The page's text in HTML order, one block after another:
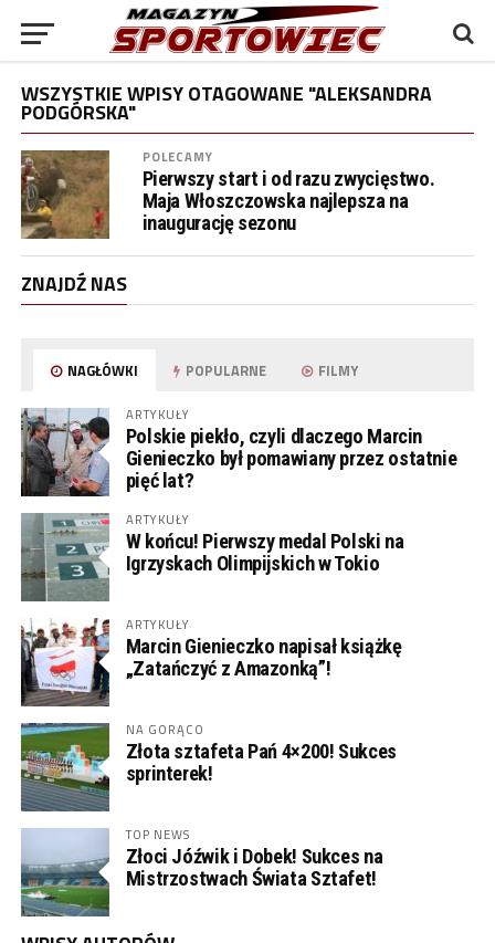
WSZYSTKIE WPISY OTAGOWANE "ALEKSANDRA
PODGÓRSKA"
POLECAMY
Pierwszy start i od razu zwycięstwo.
Maja Włoszczowska najlepsza na
inaugurację sezonu
ZNAJDŹ NAS
NAGŁÓWKI POPULARNE FILMY
ARTYKUŁY
Polskie piekło, czyli dlaczego Marcin
Gienieczko był pomawiany przez ostatnie
pięć lat?
ARTYKUŁY
W końcu! Pierwszy medal Polski na
Igrzyskach Olimpijskich w Tokio
ARTYKUŁY
Marcin Gienieczko napisał książkę
„Zatańczyć z Amazonką”!
NA GORĄCO
Złota sztafeta Pań 4×200! Sukces
sprinterek!
TOP NEWS
Złoci Jóźwik i Dobek! Sukces na
Mistrzostwach Świata Sztafet!